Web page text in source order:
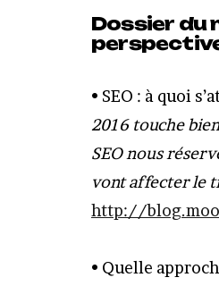
Dossier du
• SEO : à quoi
2016 touche
SEO nous
vont affecter le
http://
• Quelle